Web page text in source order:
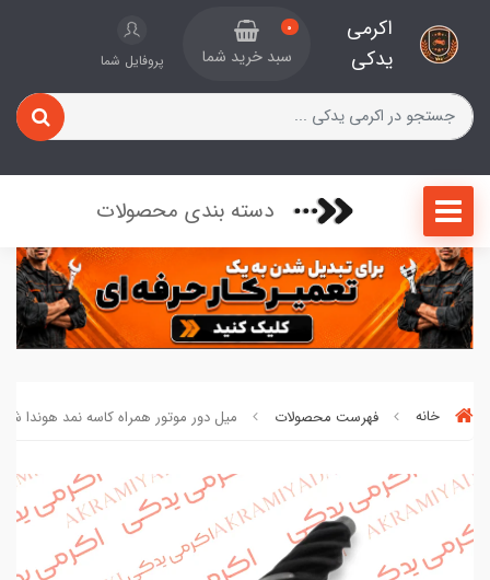
اکرمی
یدکی
0
سبد خرید شما پروفایل شما
دسته بندی محصولات
خانه فهرست محصولات میل دور موتور همراه کاسه نمد هوندا